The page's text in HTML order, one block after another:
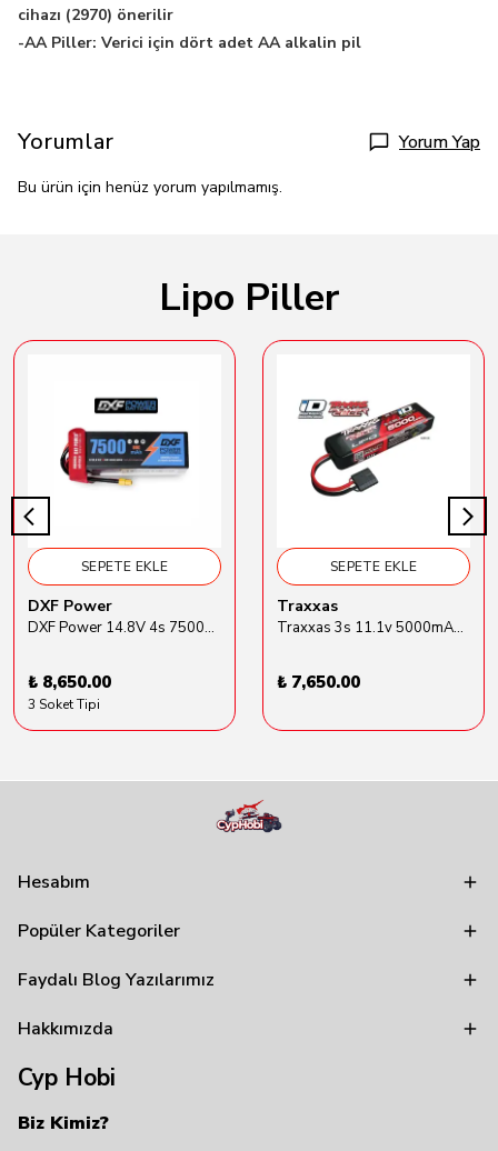
cihazı (2970) önerilir
-AA Piller: Verici için dört adet AA alkalin pil
Yorumlar Yorum Yap
Bu ürün için henüz yorum yapılmamış.
Lipo Piller
SEPETE EKLE
DXF Power
DXF Power 14.8V 4s 7500mAh 80C Hardcase Lipo Batarya
₺ 8,650.00
3 Soket Tipi
SEPETE EKLE
Traxxas
Traxxas 3s 11.1v 5000mAh Lipo Batarya (TRX 2872X)
₺ 7,650.00
Hesabım
Popüler Kategoriler
Faydalı Blog Yazılarımız
Hakkımızda
Cyp Hobi
Biz Kimiz?